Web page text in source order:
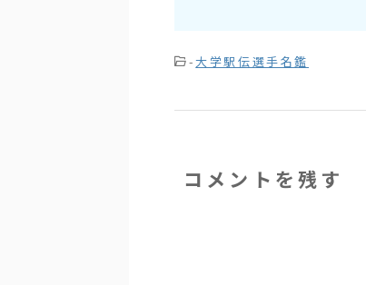
-大学駅伝選手名鑑
コメントを残す